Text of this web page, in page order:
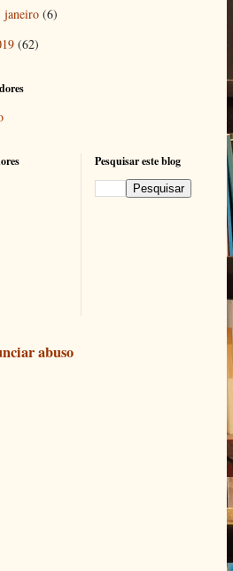
janeiro (6)
(62)
Pesquisar este blog
abuso